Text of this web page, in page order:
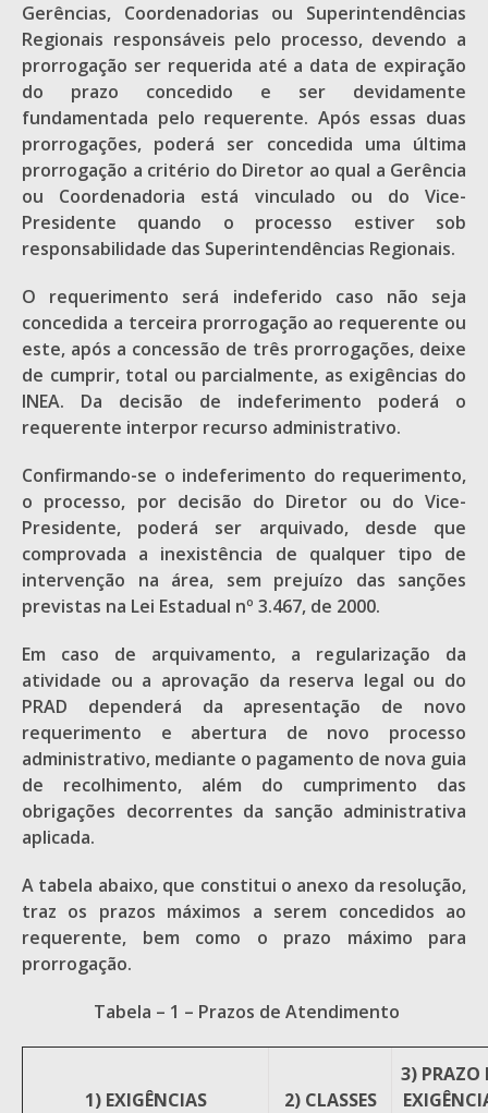
Gerências, Coordenadorias ou Superintendências
Regionais responsáveis pelo processo, devendo a
prorrogação ser requerida até a data de expiração
do prazo concedido e ser devidamente
fundamentada pelo requerente. Após essas duas
prorrogações, poderá ser concedida uma última
prorrogação a critério do Diretor ao qual a Gerência
ou Coordenadoria está vinculado ou do Vice-
Presidente quando o processo estiver sob
responsabilidade das Superintendências Regionais.
O requerimento será indeferido caso não seja
concedida a terceira prorrogação ao requerente ou
este, após a concessão de três prorrogações, deixe
de cumprir, total ou parcialmente, as exigências do
INEA. Da decisão de indeferimento poderá o
requerente interpor recurso administrativo.
Confirmando-se o indeferimento do requerimento,
o processo, por decisão do Diretor ou do Vice-
Presidente, poderá ser arquivado, desde que
comprovada a inexistência de qualquer tipo de
intervenção na área, sem prejuízo das sanções
previstas na Lei Estadual nº 3.467, de 2000.
Em caso de arquivamento, a regularização da
atividade ou a aprovação da reserva legal ou do
PRAD dependerá da apresentação de novo
requerimento e abertura de novo processo
administrativo, mediante o pagamento de nova guia
de recolhimento, além do cumprimento das
obrigações decorrentes da sanção administrativa
aplicada.
A tabela abaixo, que constitui o anexo da resolução,
traz os prazos máximos a serem concedidos ao
requerente, bem como o prazo máximo para
prorrogação.
Tabela – 1 – Prazos de Atendimento
1) EXIGÊNCIAS 2) CLASSES
3) PRAZO